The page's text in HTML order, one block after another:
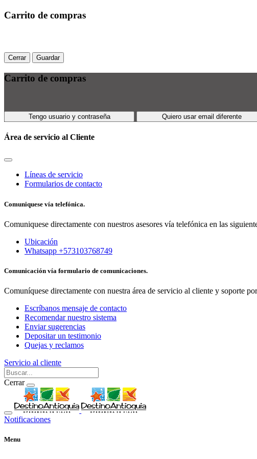
Carrito de compras
Cerrar Guardar
Carrito de compras
Tengo usuario y contraseña Quiero usar email diferente
Área de servicio al Cliente
Líneas de servicio
Formularios de contacto
Comuniquese vía telefónica.
Comuniquese directamente con nuestros asesores vía telefónica en las
Ubicación
Whatsapp +573103768749
Comunicación vía formulario de comunicaciones.
Comuníquese directamente con nuestra área de servicio al cliente y soporte
Escríbanos mensaje de contacto
Recomendar nuestro sistema
Enviar sugerencias
Depositar un testimonio
Quejas y reclamos
Servicio al cliente
Cerrar
Notificaciones
Menu